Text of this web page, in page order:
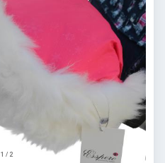
1 / 2